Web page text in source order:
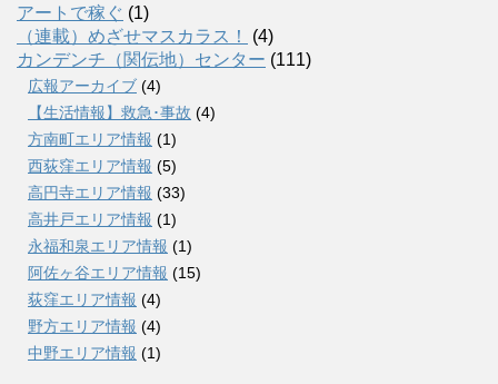
アートで稼ぐ (1)
（連載）めざせマスカラス！
(4)
カンデンチ（関伝地）センター (111)
広報アーカイブ (4)
【生活情報】救急･事故 (4)
方南町エリア情報 (1)
西荻窪エリア情報 (5)
高円寺エリア情報 (33)
高井戸エリア情報 (1)
永福和泉エリア情報 (1)
阿佐ヶ谷エリア情報 (15)
荻窪エリア情報 (4)
野方エリア情報 (4)
中野エリア情報 (1)